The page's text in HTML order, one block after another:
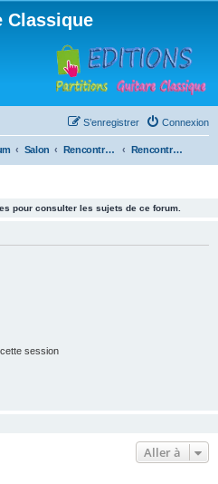
Classique
Connexion
S’enregistrer
Salon Rencontres musicales Rencontres Mazille
pour consulter les sujets de ce forum.
session
Aller à